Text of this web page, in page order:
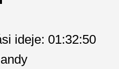
ideje: 01:32:50